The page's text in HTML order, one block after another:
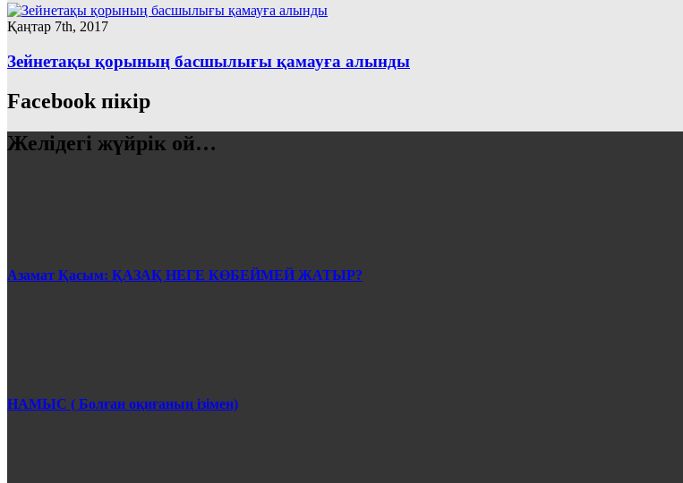
Қаңтар 7th, 2017
Зейнетақы қорының басшылығы қамауға алынды
Facebook пікір
Желідегі жүйрік ой…
Азамат Қасым: ҚАЗАҚ НЕГЕ КӨБЕЙМЕЙ ЖАТЫР?
НАМЫС ( Болған оқиғаның ізімен)